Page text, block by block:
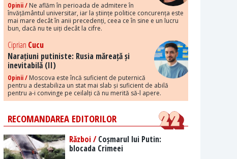
Opinii / Ne aflăm în perioada de admitere în
învățământul universitar, iar la științe politice concurența este
mai mare decât în anii precedenți, ceea ce în sine e un lucru
bun, dacă nu te uiți decât la cifre.
Ciprian Cucu
Narațiuni putiniste: Rusia măreață și
inevitabilă (II)
Opinii / Moscova este încă suficient de puternică
pentru a destabiliza un stat mai slab și suficient de abilă
pentru a-i convinge pe ceilalți că nu merită să-l apere.
RECOMANDAREA EDITORILOR
Război /Coșmarul lui Putin:
blocada Crimeei